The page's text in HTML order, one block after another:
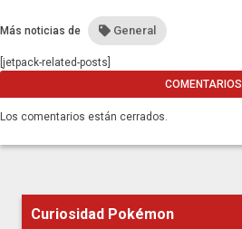
Más noticias de General
[jetpack-related-posts]
COMENTARIOS
Los comentarios están cerrados.
Curiosidad Pokémon